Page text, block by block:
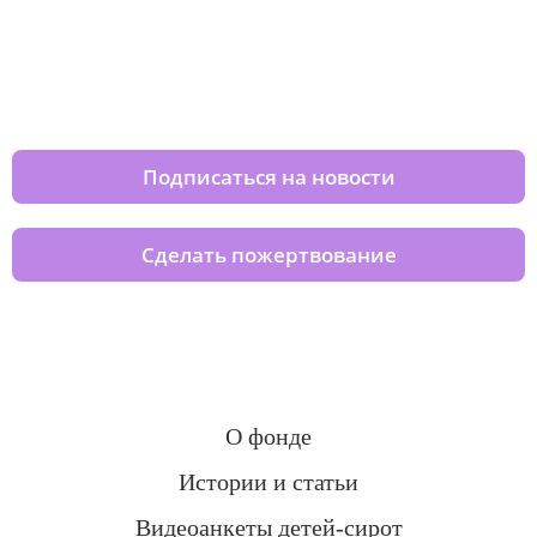
Подписаться на новости
Сделать пожертвование
О фонде
Истории и статьи
Видеоанкеты детей-сирот